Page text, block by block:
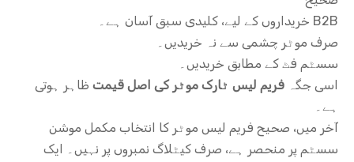
B2B خریداروں کے لیے، کلیدی سبق آسان ہے۔
صرف موٹر چشمی سے نہ خریدیں۔
سسٹم فٹ کے مطابق خریدیں۔
اسی جگہ فریم لیس ٹارک موٹر کی اصل قیمت ظاہر ہوتی
ہے۔
آخر میں، صحیح فریم لیس موٹر کا انتخاب مکمل موشن
سسٹم پر منحصر ہے، صرف کیٹلاگ نمبروں پر نہیں۔ ایک